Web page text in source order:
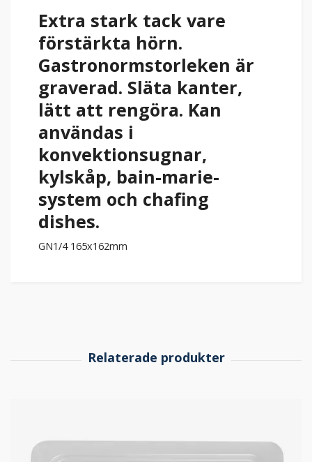
Extra stark tack vare
förstärkta hörn.
Gastronormstorleken är
graverad. Släta kanter,
lätt att rengöra. Kan
användas i
konvektionsugnar,
kylskåp, bain-marie-
system och chafing
dishes.
GN1/4 165x162mm